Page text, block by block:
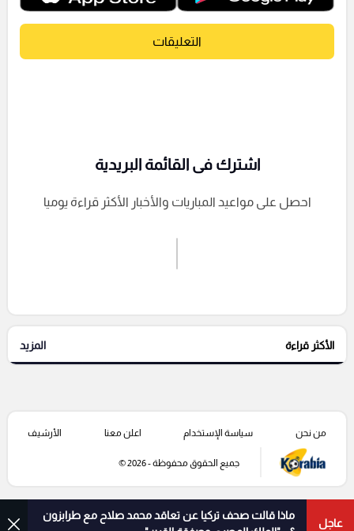
التعليقات
إرسال تعليق
التعليقات السابقة
اشترك فى القائمة البريدية
احصل على مواعيد المباريات والأخبار الأكثر قراءة يوميا
الأكثر قراءة المزيد
عاجل
ماذا قالت صحف تركيا عن تعاقد محمد صلاح مع طرابزون
من نحن سياسة الإستخدام اعلن معنا الأرشيف
جميع الحقوق محفوظة - 2026 ©